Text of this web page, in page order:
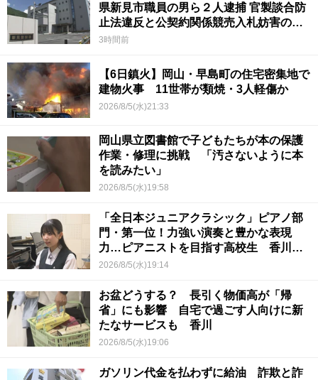
県新見市職員の男ら２人逮捕 官製談合防
止法違反と公契約関係競売入札妨害の疑
い
3時間前
【6日鎮火】岡山・早島町の住宅密集地で
建物火事 11世帯が類焼・3人軽傷か
2026/8/5(水)21:33
岡山県立図書館で子どもたちが本の保護
作業・修理に挑戦 「汚さないように本
を読みたい」
2026/8/5(水)19:58
「全日本ジュニアクラシック」ピアノ部
門・第一位！力強い演奏と豊かな表現
力…ピアニストを目指す高校生 香川
【青春のキセキ】
2026/8/5(水)19:14
お盆どうする？ 長引く物価高が「帰
省」にも影響 自宅で過ごす人向けに新
たなサービスも 香川
2026/8/5(水)19:06
ガソリン代金を払わずに給油 詐欺と詐